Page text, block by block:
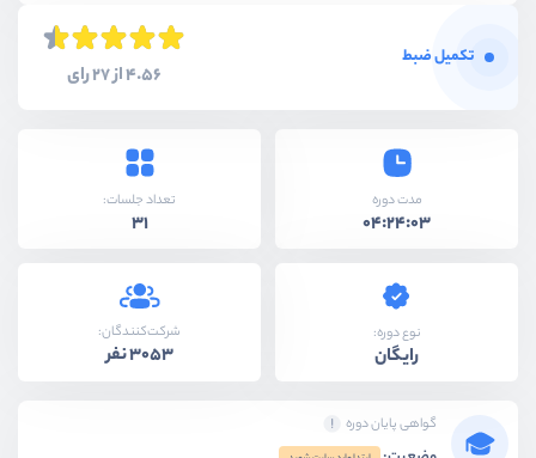
تکمیل ضبط
4.56 از 27 رای
مدت دوره
04:24:03
تعداد جلسات:
31
نوع دوره:
رایگان
شرکت‌کنندگان:
3053 نفر
گواهی پایان دوره